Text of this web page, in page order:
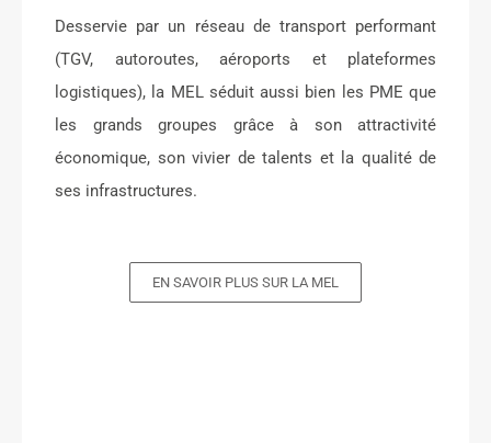
Desservie par un réseau de transport performant
(TGV, autoroutes, aéroports et plateformes
logistiques), la MEL séduit aussi bien les PME que
les grands groupes grâce à son attractivité
économique, son vivier de talents et la qualité de
ses infrastructures.
EN SAVOIR PLUS SUR LA MEL